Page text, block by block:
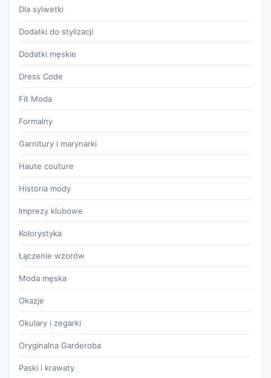
Dla sylwetki
Dodatki do stylizacji
Dodatki męskie
Dress Code
Fit Moda
Formalny
Garnitury i marynarki
Haute couture
Historia mody
Imprezy klubowe
Kolorystyka
Łączenie wzorów
Moda męska
Okazje
Okulary i zegarki
Oryginalna Garderoba
Paski i krawaty